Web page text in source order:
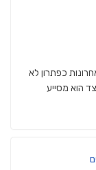
כפתרון לא
הוא מסייע